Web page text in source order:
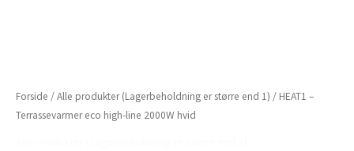
Forside /Alle produkter (Lagerbeholdning er større end 1) / HEAT1 –
Terrassevarmer eco high-line 2000W hvid